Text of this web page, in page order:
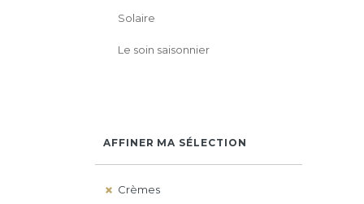
Solaire
Le soin saisonnier
AFFINER MA SÉLECTION
Crèmes